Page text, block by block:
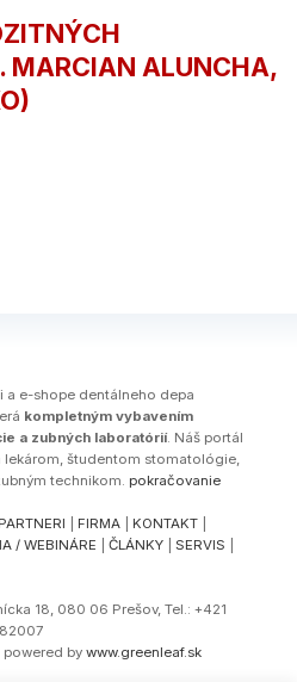
MARCIAN ALUNCHA,
e-shope dentálneho depa
kompletným vybavením
a zubných laboratórií. Náš portál
lekárom, študentom stomatológie,
technikom. pokračovanie
PARTNERI FIRMA KONTAKT
/ WEBINÁRE ČLÁNKY SERVIS
18, 080 06 Prešov, Tel.: +421
| powered by www.greenleaf.sk